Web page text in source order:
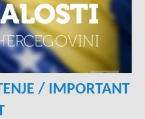
/ IMPORTANT